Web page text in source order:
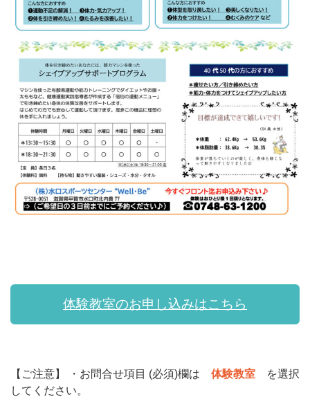
体験教室のお申し込みはこちら
【ご注意】 ・お問合せ項目 (必須)欄は 体験教室 を選択
してください。